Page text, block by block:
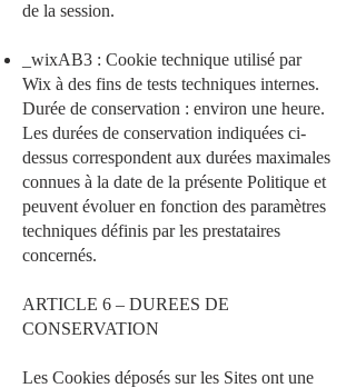
de la session.
_wixAB3 : Cookie technique utilisé par
Wix à des fins de tests techniques internes.
Durée de conservation : environ une heure.
Les durées de conservation indiquées ci-
dessus correspondent aux durées maximales
connues à la date de la présente Politique et
peuvent évoluer en fonction des paramètres
techniques définis par les prestataires
concernés.
ARTICLE 6 – DUREES DE
CONSERVATION
Les Cookies déposés sur les Sites ont une